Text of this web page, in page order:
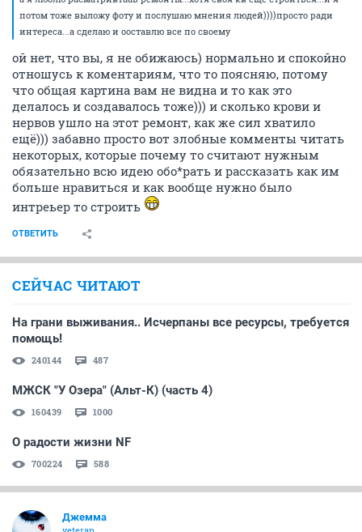
потом тоже выложу фоту и послушаю мнения людей))))просто ради
интереса...а сделаю и ооставлю все по своему
ой нет, что вы, я не обижаюсь) нормально и спокойно
отношусь к коментариям, что то поясняю, потому
что общая картина вам не видна и то как это
делалось и создавалось тоже))) и сколько крови и
нервов ушло на этот ремонт, как же сил хватило
ещё))) забавно просто вот злобные комменты читать
некоторых, которые почему то считают нужным
обязательно всю идею обо*рать и рассказать как им
больше нравиться и как вообще нужно было
интреьер то строить
ОТВЕТИТЬ
СЕЙЧАС ЧИТАЮТ
На грани выживания.. Исчерпаны все ресурсы, требуется
помощь!
240144 487
МЖСК "У Озера" (Альт-К) (часть 4)
160439 1000
О радости жизни NF
700224 588
Джемма